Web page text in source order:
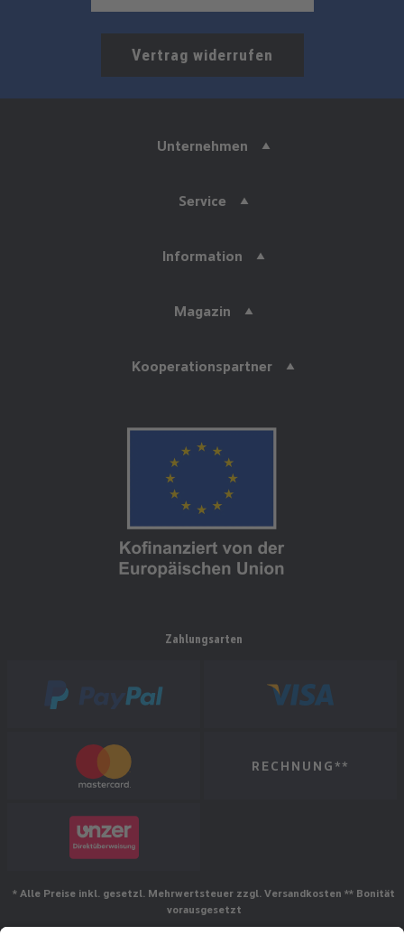
Vertrag widerrufen
Unternehmen
Service
Information
Magazin
Kooperationspartner
Zahlungsarten
RECHNUNG**
* Alle Preise inkl. gesetzl. Mehrwertsteuer zzgl. Versandkosten ** Bonität
vorausgesetzt